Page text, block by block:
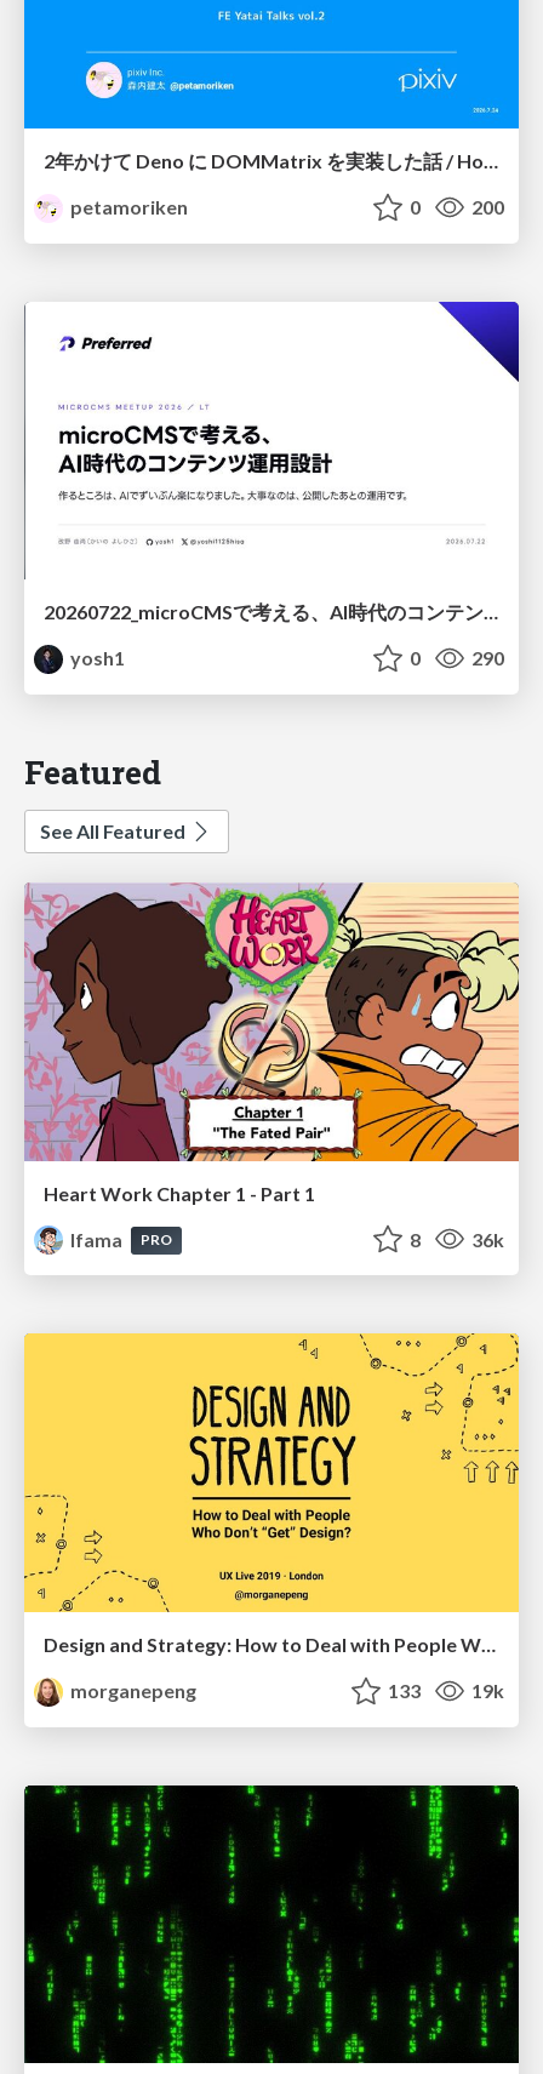
petamoriken
0 200
20260722_microCMSで考える、AI時代のコンテンツ運用設計
yosh1
0 290
Featured
See All Featured
Heart Work Chapter 1 - Part 1
lfama
PRO 8 36k
Design and Strategy: How to Deal with People Who Don’t "Get" Design
morganepeng
133 19k